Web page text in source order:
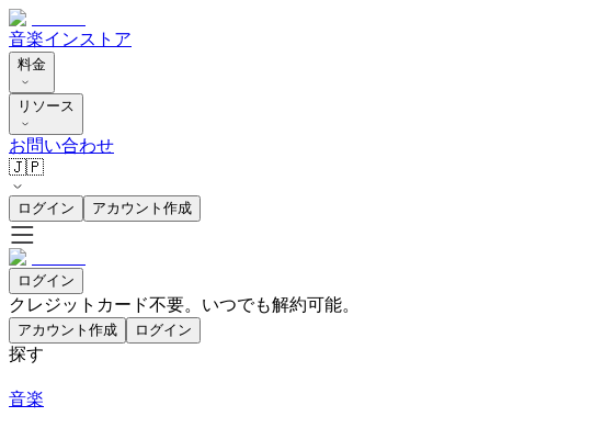
音楽インストア
料金
リソース
お問い合わせ
🇯🇵
ログイン アカウント作成
ログイン
クレジットカード不要。いつでも解約可能。
アカウント作成 ログイン
探す
音楽